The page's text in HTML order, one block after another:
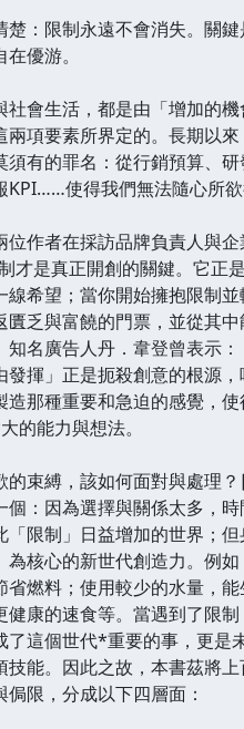
楚：限制永遠不會消失。關
優游。
社會生活，都是由「增加的
兩項要素所界定的。長期以來
須有的罪名：從行銷預算、
KPI……使得我們無法隨心所欲
位作者在採訪品牌負責人與
才是真正開創的關鍵。它正
線希望；當你開始擁抱限制
匱乏與富饒的門票，並從其
知名廣告人丹．韋登曾表示
發揮」正是扼殺創意的根源
造那種重要和急迫的感覺，
的能力與想法。
束縛，該如何面對與處理
個：因為選擇與關係太多，
「限制」日益增加的世界；
為核心的新世代創造力。例
省燃料；使用較少的水量，
健康的速食等。當遇到了限
了這個世代*重要的事，更是
技能。因此之故，本書茲將
限，分成以下四層面：